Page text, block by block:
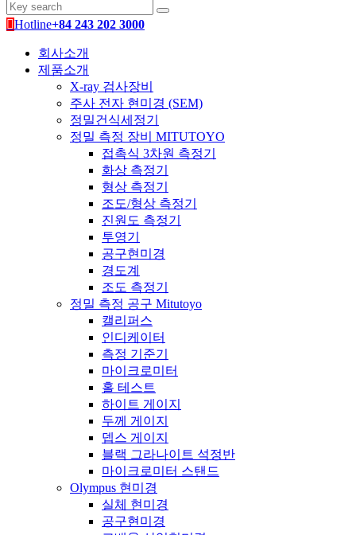
Hotline+84 243 202 3000
회사소개
제품소개
X-ray 검사장비
주사 전자 현미경 (SEM)
정밀건식세정기
정밀 측정 장비 MITUTOYO
접촉식 3차원 측정기
화상 측정기
형상 측정기
조도/형상 측정기
진원도 측정기
투영기
공구현미경
경도계
조도 측정기
정밀 측정 공구 Mitutoyo
캘리퍼스
인디케이터
측정 기준기
마이크로미터
홀 테스트
하이트 게이지
두께 게이지
뎁스 게이지
블랙 그라나이트 석정반
마이크로미터 스탠드
Olympus 현미경
실체 현미경
공구현미경